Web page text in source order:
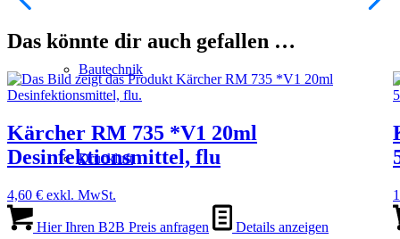
Bautechnik
Druckluft
Das könnte dir auch gefallen …
Kärcher RM 735 *V1 20ml
Desinfektionsmittel, flu
4,60 € exkl. MwSt.
Hier Ihren B2B Preis anfragen Details anzeigen